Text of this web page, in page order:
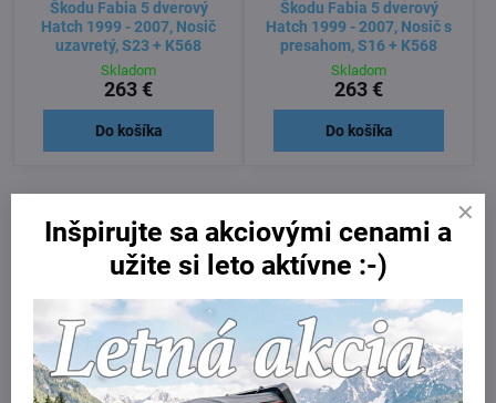
Škodu Fabia 5 dverový
Hatch 1999 - 2007, Nosič
uzavretý, S23 + K568
Skladom
263 €
Do košíka
Škodu Fabia 5 dverový
Hatch 1999 - 2007, Nosič s
presahom, S16 + K568
Skladom
263 €
Do košíka
Potrebujete poradiť?
Kontaktujte nás:
obchod​@northline​.sk
Inšpirujte sa akciovými cenami a
užite si leto aktívne :-)